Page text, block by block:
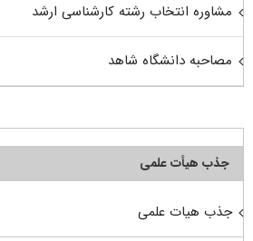
مشاوره انتخاب رشته کارشناسی ارشد
مصاحبه دانشگاه شاهد
جذب هیأت علمی
جذب هیات علمی